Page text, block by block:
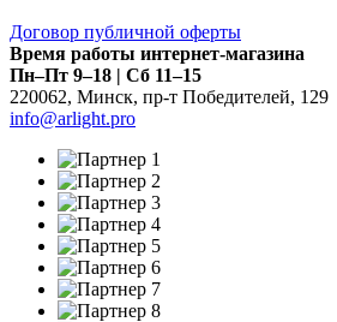
Договор публичной оферты
Время работы интернет-магазина
Пн–Пт 9–18 | Сб 11–15
220062, Минск, пр-т Победителей, 129
info@arlight.pro